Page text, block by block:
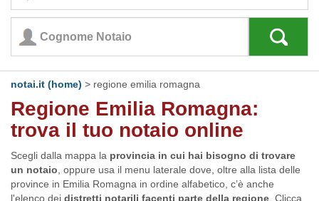
notai.it (home) > regione emilia romagna
Regione Emilia Romagna:
trova il tuo notaio online
Scegli dalla mappa la provincia in cui hai bisogno di trovare
un notaio , oppure usa il menu laterale dove, oltre alla lista delle
province in Emilia Romagna in ordine alfabetico, c’è anche
l'elenco dei distretti notarili facenti parte della regione . Clicca